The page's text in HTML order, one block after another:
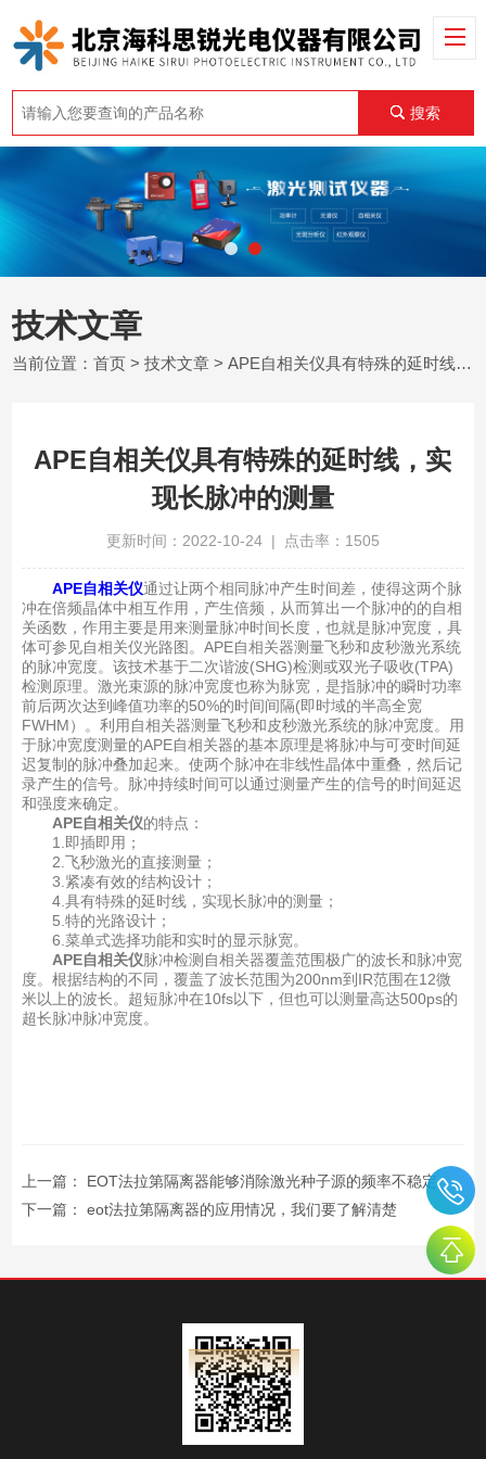
搜索
技术文章
当前位置：首页 >技术文章 > APE自相关仪具有特殊的延时线，实现长脉冲的测量
APE自相关仪具有特殊的延时线，实
现长脉冲的测量
更新时间：2022-10-24 | 点击率：1505
APE自相关仪通过让两个相同脉冲产生时间差，使得这两个脉
冲在倍频晶体中相互作用，产生倍频，从而算出一个脉冲的的自相
关函数，作用主要是用来测量脉冲时间长度，也就是脉冲宽度，具
体可参见自相关仪光路图。APE自相关器测量飞秒和皮秒激光系统
的脉冲宽度。该技术基于二次谐波(SHG)检测或双光子吸收(TPA)
检测原理。激光束源的脉冲宽度也称为脉宽，是指脉冲的瞬时功率
前后两次达到峰值功率的50%的时间间隔(即时域的半高全宽
FWHM）。利用自相关器测量飞秒和皮秒激光系统的脉冲宽度。用
于脉冲宽度测量的APE自相关器的基本原理是将脉冲与可变时间延
迟复制的脉冲叠加起来。使两个脉冲在非线性晶体中重叠，然后记
录产生的信号。脉冲持续时间可以通过测量产生的信号的时间延迟
和强度来确定。
APE自相关仪的特点：
1.即插即用；
2.飞秒激光的直接测量；
3.紧凑有效的结构设计；
4.具有特殊的延时线，实现长脉冲的测量；
5.特的光路设计；
6.菜单式选择功能和实时的显示脉宽。
APE自相关仪脉冲检测自相关器覆盖范围极广的波长和脉冲宽
度。根据结构的不同，覆盖了波长范围为200nm到IR范围在12微
米以上的波长。超短脉冲在10fs以下，但也可以测量高达500ps的
超长脉冲脉冲宽度。
上一篇： EOT法拉第隔离器能够消除激光种子源的频率不稳定
下一篇： eot法拉第隔离器的应用情况，我们要了解清楚